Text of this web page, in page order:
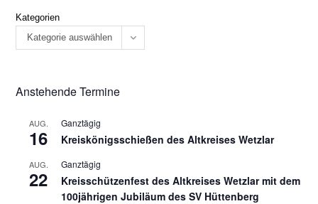
Kategorien
Kategorie auswählen
Anstehende Termine
AUG.
16
Ganztägig
Kreiskönigsschießen des Altkreises Wetzlar
AUG.
22
Ganztägig
Kreisschützenfest des Altkreises Wetzlar mit dem
100jährigen Jubiläum des SV Hüttenberg